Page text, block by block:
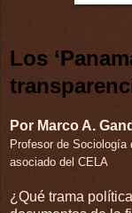
Los
Por Marco A.
Profesor de Sociología
asociado del CELA
¿Qué trama